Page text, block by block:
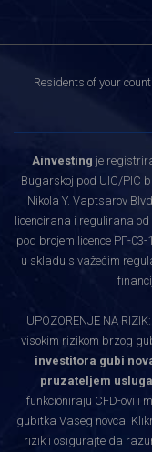
Residents of your
Ainvesting je
Bugarskoj pod UIC/PIC
Nikola Y. Vaptsarov
licencirana i regulirana
pod brojem licence РГ-
u skladu s važećim
UPOZORENJE NA
visokim rizikom brzog
investitora gubi
pruzateljem
funkcioniraju CFD-ovi i
gubitka Vaseg novca.
rizik i osigurajte da